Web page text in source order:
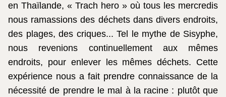
en Thaïlande, « Trach hero » où tous les mercredis
nous ramassions des déchets dans divers endroits,
des plages, des criques... Tel le mythe de Sisyphe,
nous revenions continuellement aux mêmes
endroits, pour enlever les mêmes déchets. Cette
expérience nous a fait prendre connaissance de la
nécessité de prendre le mal à la racine : plutôt que